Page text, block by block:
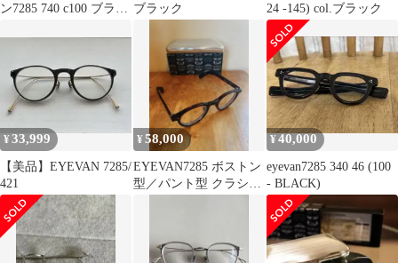
ン7285 740 c100 ブラッ
ブラック
24 -145) col.ブラック
¥33,999
【美品】EYEVAN 7285/
421
¥58,000
EYEVAN7285 ボストン
型／パント型 クラシッ
¥40,000
eyevan7285 340 46 (100
- BLACK)